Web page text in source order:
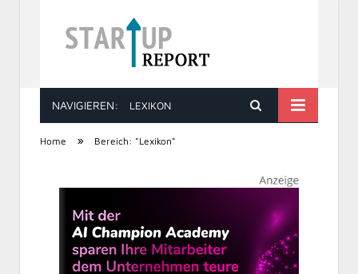
STARTUP REPORT
NAVIGIEREN: LEXIKON
Home » Bereich: "Lexikon"